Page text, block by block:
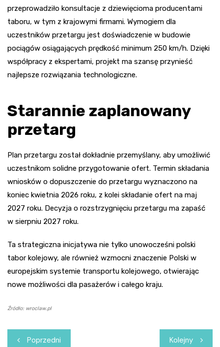
przeprowadziło konsultacje z dziewięcioma producentami
taboru, w tym z krajowymi firmami. Wymogiem dla
uczestników przetargu jest doświadczenie w budowie
pociągów osiągających prędkość minimum 250 km/h. Dzięki
współpracy z ekspertami, projekt ma szansę przynieść
najlepsze rozwiązania technologiczne.
Starannie zaplanowany
przetarg
Plan przetargu został dokładnie przemyślany, aby umożliwić
uczestnikom solidne przygotowanie ofert. Termin składania
wniosków o dopuszczenie do przetargu wyznaczono na
koniec kwietnia 2026 roku, z kolei składanie ofert na maj
2027 roku. Decyzja o rozstrzygnięciu przetargu ma zapaść
w sierpniu 2027 roku.
Ta strategiczna inicjatywa nie tylko unowocześni polski
tabor kolejowy, ale również wzmocni znaczenie Polski w
europejskim systemie transportu kolejowego, otwierając
nowe możliwości dla pasażerów i całego kraju.
Źródło: wroclaw.pl
Nawigacja
Poprzedni Kolejny